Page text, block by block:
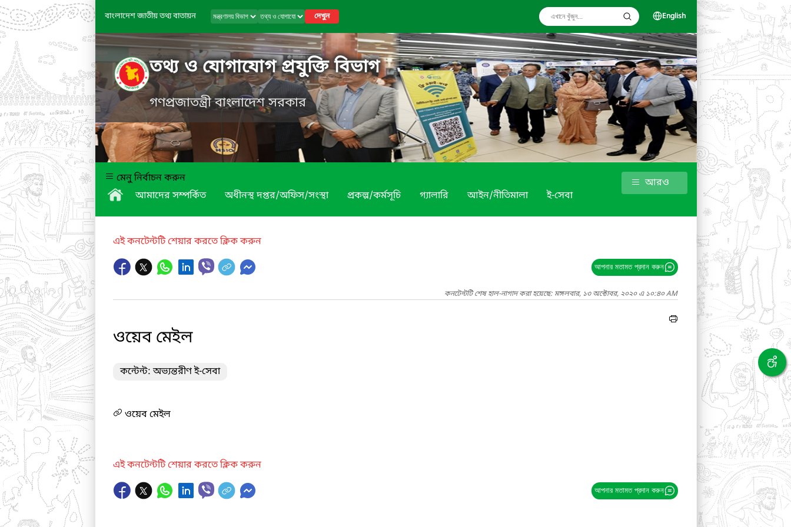
বাংলাদেশ জাতীয় তথ্য বাতায়ন দেখুন English
তথ্য ও যোগাযোগ প্রযুক্তি বিভাগ
গণপ্রজাতন্ত্রী বাংলাদেশ সরকার
মেনু নির্বাচন করুন
আমাদের সম্পর্কিত
অধীনস্থ দপ্তর/অফিস/সংস্থা প্রকল্প/কর্মসূচি গ্যালারি আইন/নীতিমালা ই-সেবা
আরও
এই কনটেন্টটি শেয়ার করতে ক্লিক করুন
আপনার মতামত প্রদান করুন
কনটেন্টটি শেষ হাল-নাগাদ করা হয়েছে: মঙ্গলবার, ১৩ অক্টোবর, ২০২০ এ ১০:৪০ AM
ওয়েব মেইল
কন্টেন্ট: অভ্যন্তরীণ ই-সেবা
ওয়েব মেইল
এই কনটেন্টটি শেয়ার করতে ক্লিক করুন
আপনার মতামত প্রদান করুন